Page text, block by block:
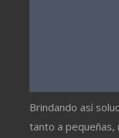
Brindando así
tanto a pequeñas,